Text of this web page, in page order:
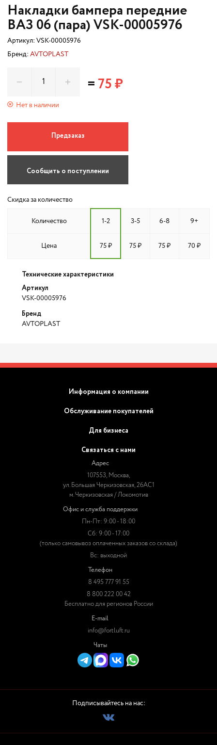
Накладки бампера передние
ВАЗ 06 (пара) VSK-00005976
Артикул: VSK-00005976
Бренд: AVTOPLAST
Нет в наличии
=75 ₽
Предзаказ
Сообщить о поступлении
Скидка за количество
Количество 1-2 3-5 6-8 9+
Цена 75 ₽ 75 ₽ 75 ₽ 70 ₽
Технические характеристики
Артикул
VSK-00005976
Бренд
AVTOPLAST
Информация о компании
Обслуживание покупателей
Для бизнеса
Связаться с нами
Адрес
107553, Москва,
ул. Большая Черкизовская, 26АС1
м. Черкизовская / Локомотив
Офис и служба поддержки
Пн-Пт: 9:00 - 18:00
Сб: 9:00 - 17:00
(только самовывоз оплаченных заказов со склада)
Вс: выходной
Телефон
8 495 777 91 55
8 800 222 00 42
Бесплатно для регионов России
E-mail
info@fortluft.ru
Чаты
Подписывайтесь на нас: